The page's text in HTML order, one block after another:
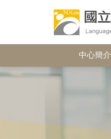
中心簡介